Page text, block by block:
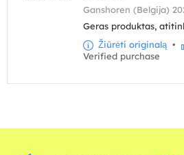
Ganshoren (Belgija)
Geras produktas,
Žiūrėti originalą •
Verified purchase